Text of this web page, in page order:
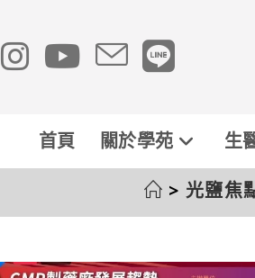
首頁 關於學苑 生
> 光鹽焦